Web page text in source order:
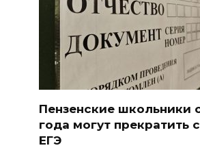
Пензенские школьники
года могут прекратить
ЕГЭ